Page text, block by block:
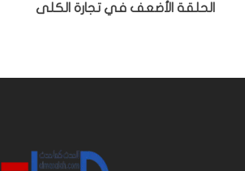
الحلقة الأضعف في تجارة الكلى